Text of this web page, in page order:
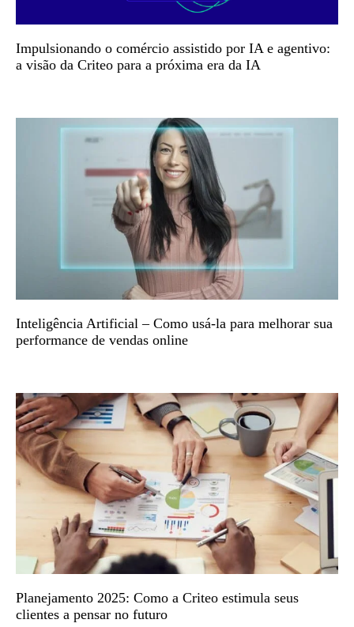
Impulsionando o comércio assistido por IA e agentivo:
a visão da Criteo para a próxima era da IA
Inteligência Artificial – Como usá-la para melhorar sua
performance de vendas online
Planejamento 2025: Como a Criteo estimula seus
clientes a pensar no futuro